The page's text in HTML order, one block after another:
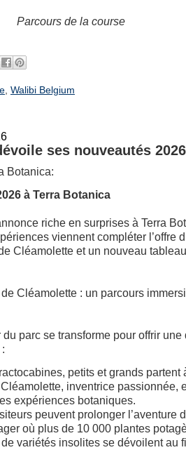
Parcours de la course
, Walibi Belgium
ses nouveautés 2026
Botanica:
à Terra Botanica
riche en surprises à Terra
viennent compléter l’offre
Cléamolette et un nouveau
Cléamolette : un parcours
du parc se transforme pour offrir une
petits et grands partent
inventrice passionnée,
expériences botaniques.
peuvent prolonger l’aventure
où plus de 10 000 plantes
variétés insolites se dévoilent au